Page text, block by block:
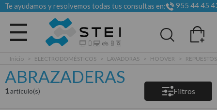
Te ayudamos y resolvemos todas tus consultas en: 955 44 45
Todas las categorias
Inicio > ELECTRODOMÉSTICOS > LAVADORAS > HOOVER > REPUESTOS
ABRAZADERAS
1articulo(s) Filtros